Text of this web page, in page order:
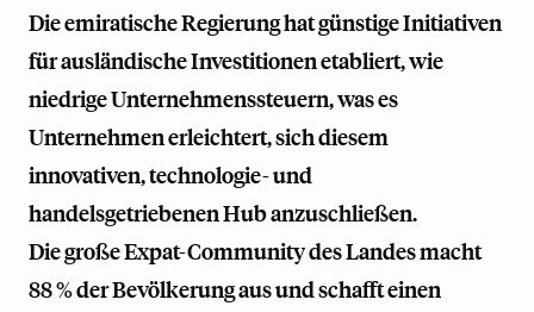
Die emiratische Regierung hat günstige Initiativen
für ausländische Investitionen etabliert, wie
niedrige Unternehmenssteuern, was es
Unternehmen erleichtert, sich diesem
innovativen, technologie- und
handelsgetriebenen Hub anzuschließen.
Die große Expat-Community des Landes macht
88 % der Bevölkerung aus und schafft einen